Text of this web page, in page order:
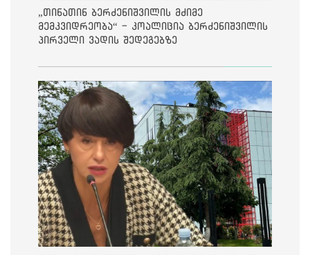
„თინათინ ბერძენიშვილის მძიმე
მემკვიდრეობა“ - კოალიცია ბერძენიშვილის
პირველი ვადის შედეგებზე